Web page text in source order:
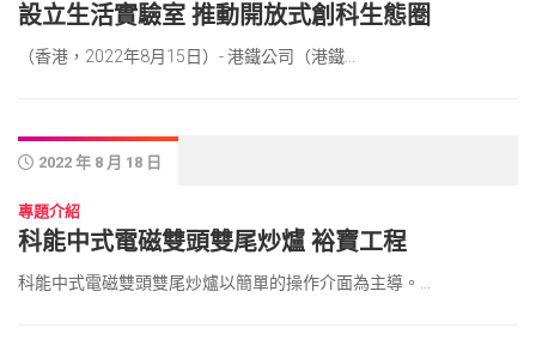
設立生活實驗室 推動開放式創科生態圈
（香港，2022年8月15日）- 港鐵公司（港鐵...
2022 年 8 月 18 日
專題介紹
科能中式電磁雙頭雙尾炒爐 裕寶工程
科能中式電磁雙頭雙尾炒爐以簡單的操作介面為主導。...